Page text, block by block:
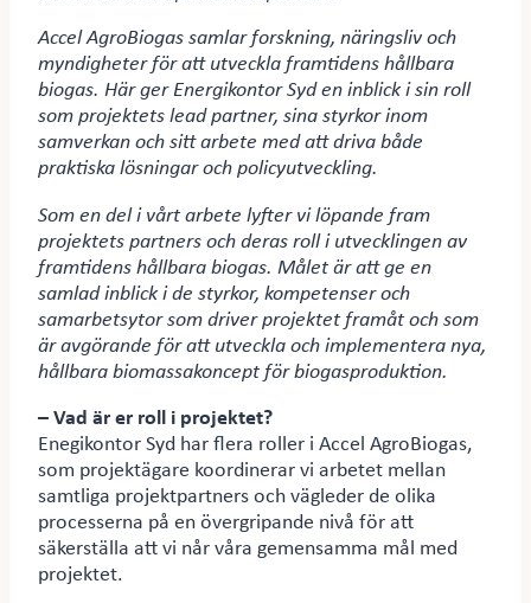
Accel AgroBiogas samlar forskning, näringsliv och
myndigheter för att utveckla framtidens hållbara
biogas. Här ger Energikontor Syd en inblick i sin roll
som projektets lead partner, sina styrkor inom
samverkan och sitt arbete med att driva både
praktiska lösningar och policyutveckling.
Som en del i vårt arbete lyfter vi löpande fram
projektets partners och deras roll i utvecklingen av
framtidens hållbara biogas. Målet är att ge en
samlad inblick i de styrkor, kompetenser och
samarbetsytor som driver projektet framåt och som
är avgörande för att utveckla och implementera nya,
hållbara biomassakoncept för biogasproduktion.
– Vad är er roll i projektet?
Enegikontor Syd har flera roller i Accel AgroBiogas,
som projektägare koordinerar vi arbetet mellan
samtliga projektpartners och vägleder de olika
processerna på en övergripande nivå för att
säkerställa att vi når våra gemensamma mål med
projektet.